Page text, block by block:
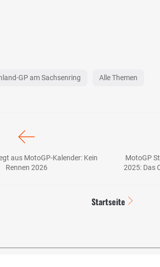
GP am Sachsenring Alle Themen
aus MotoGP-Kalender: Kein
Rennen 2026
MotoGP
2025: Das
Startseite